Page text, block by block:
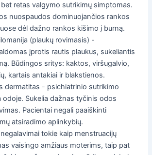
retas valgymo sutrikimų simptomas.
nuospaudos dominuojančios rankos
dėl dažno rankos kišimo į burną.
(plaukų rovimasis) -
įprotis rautis plaukus, sukeliantis
Būdingos sritys: kaktos, viršugalvio,
kartais antakiai ir blakstienos.
dermatitas - psichiatrinio sutrikimo
odoje. Sukelia dažnas tyčinis odos
Pacientai negali paaiškinti
atsiradimo aplinkybių.
tokie kaip menstruacijų
vaisingo amžiaus moterims, taip pat